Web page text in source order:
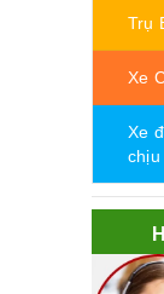
Trụ
Xe
Xe